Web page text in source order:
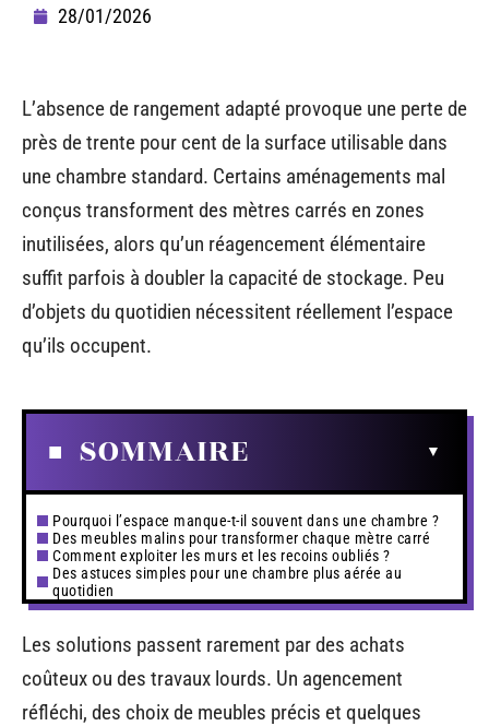
28/01/2026
L’absence de rangement adapté provoque une perte de
près de trente pour cent de la surface utilisable dans
une chambre standard. Certains aménagements mal
conçus transforment des mètres carrés en zones
inutilisées, alors qu’un réagencement élémentaire
suffit parfois à doubler la capacité de stockage. Peu
d’objets du quotidien nécessitent réellement l’espace
qu’ils occupent.
SOMMAIRE
Pourquoi l’espace manque-t-il souvent dans une chambre ?
Des meubles malins pour transformer chaque mètre carré
Comment exploiter les murs et les recoins oubliés ?
Des astuces simples pour une chambre plus aérée au
quotidien
Les solutions passent rarement par des achats
coûteux ou des travaux lourds. Un agencement
réfléchi, des choix de meubles précis et quelques